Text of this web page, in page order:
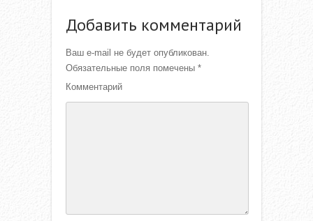
Добавить комментарий
Ваш e-mail не будет опубликован.
Обязательные поля помечены *
Комментарий